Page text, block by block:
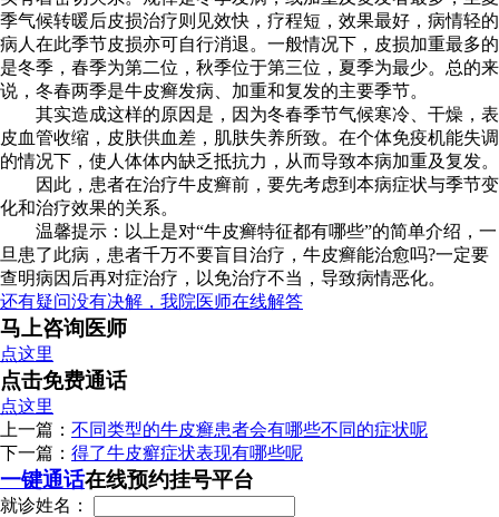
季气候转暖后皮损治疗则见效快，疗程短，效果最好，病情轻的
病人在此季节皮损亦可自行消退。一般情况下，皮损加重最多的
是冬季，春季为第二位，秋季位于第三位，夏季为最少。总的来
说，冬春两季是牛皮癣发病、加重和复发的主要季节。
其实造成这样的原因是，因为冬春季节气候寒冷、干燥，表
皮血管收缩，皮肤供血差，肌肤失养所致。在个体免疫机能失调
的情况下，使人体体内缺乏抵抗力，从而导致本病加重及复发。
因此，患者在治疗牛皮癣前，要先考虑到本病症状与季节变
化和治疗效果的关系。
温馨提示：以上是对“牛皮癣特征都有哪些”的简单介绍，一
旦患了此病，患者千万不要盲目治疗，牛皮癣能治愈吗?一定要
查明病因后再对症治疗，以免治疗不当，导致病情恶化。
还有疑问没有决解，我院医师在线解答
马上咨询医师
点这里
点击免费通话
点这里
上一篇： 不同类型的牛皮癣患者会有哪些不同的症状呢
下一篇： 得了牛皮癬症状表现有哪些呢
一键通话在线预约挂号平台
就诊姓名：